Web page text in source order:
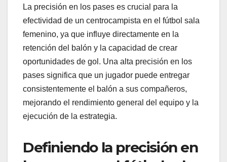
La precisión en los pases es crucial para la
efectividad de un centrocampista en el fútbol sala
femenino, ya que influye directamente en la
retención del balón y la capacidad de crear
oportunidades de gol. Una alta precisión en los
pases significa que un jugador puede entregar
consistentemente el balón a sus compañeros,
mejorando el rendimiento general del equipo y la
ejecución de la estrategia.
Definiendo la precisión en